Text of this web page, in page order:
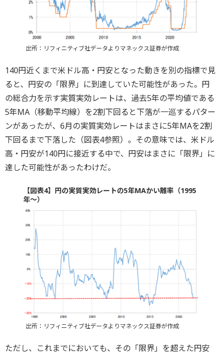
出所：リフィニティブ社データよりマネックス証券が作成
140円近くまで米ドル高・円安となった動きを別の指標で見
ると、円安の「限界」に到達していた可能性があった。円
の総合力を示す実質実効レートは、過去5年の平均値である
5年MA（移動平均線）を2割下回ると下落が一巡するパター
ンがあったが、6月の実質実効レートはまさに5年MAを2割
下回るまで下落した（図表4参照）。その意味では、米ドル
高・円安が140円に接近する中で、円安はまさに「限界」に
達した可能性があったわけだ。
【図表4】円の実質実効レートの5年MAかい離率（1995
年～）
出所：リフィニティブ社データよりマネックス証券が作成
ただし、これまでにおいても、その「限界」を超えた円安